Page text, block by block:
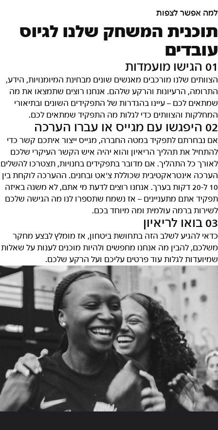
למה אפשר לצפות
תוכנית המשחק שלנו לגיוס
עובדים
01 הגישו מועמדות
הצוותים שלנו מורכבים מאנשים שונים מבחינת המיומנויות, הידע,
התרומה, הרעיונות והרקע שלהם. אנחנו רוצים שתמצאו את מה
שמתאים לכם – עיינו בהגדרות של התפקידים השונים ובתיאורי
המחלקות והצוותים כדי לגלות מה התפקיד שמתאים לכם.
02 היפגשו עם מגייס או עברו הערכה
אם נבחרתם לתפקיד במטה החברה, מגייס ייצור איתכם קשר כדי
להתחיל את תהליך הריאיון והוא יהיה איש הקשר העיקרי שלכם
לאורך כל התהליך. אם מדובר בתפקידים בחנויות, תצטרכו להשלים
הערכה אינטראקטיבית שכוללת צ'אט ובחנים. ההערכה לוקחת בין
10 ל-20 דקות בערך. אנחנו רוצים לדעת מי אתם, לא משנה באיזה
תפקיד אתם מתעניינים – אז נשמח שתספרו לנו מה הגישה שלכם
לשירות ברמה עולמית ומה מיוחד בכם.
03 בואו לריאיון
כדאי להגיע לשלב הזה בתחושת ביטחון, אז מומלץ לבצע מחקר
משלכם, להבין מה אנחנו מחפשים ולהיות מוכנים לענות על שאלות
שמיועדות לגלות עוד פרטים עליכם ועל הרקע שלכם.